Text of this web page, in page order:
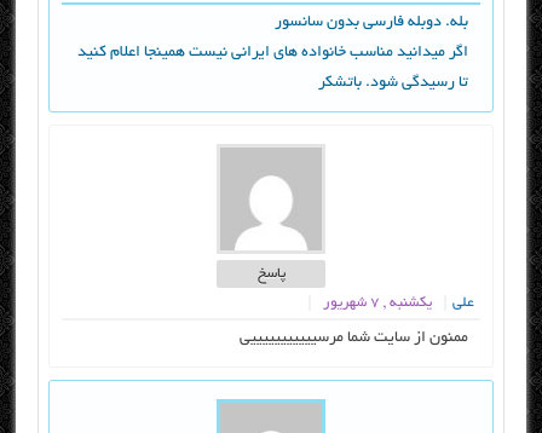
بله. دوبله فارسی بدون سانسور
اگر میدانید مناسب خانواده های ایرانی نیست همینجا اعلام کنید
تا رسیدگی شود. باتشکر
پاسخ
علی
یکشنبه , ۷ شهریور
ممنون از سایت شما مرسیییییییییییی